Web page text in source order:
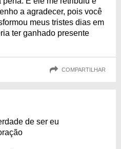
a agradecer, pois você
meus tristes dias em
ter ganhado presente
COMPARTILHAR
de ser eu